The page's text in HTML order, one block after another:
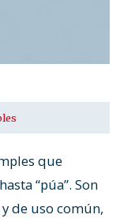
que
“púa”. Son
de uso común,